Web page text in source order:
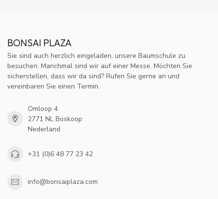
BONSAI PLAZA
Sie sind auch herzlich eingeladen, unsere Baumschule zu
besuchen. Manchmal sind wir auf einer Messe. Möchten Sie
sicherstellen, dass wir da sind? Rufen Sie gerne an und
vereinbaren Sie einen Termin.
Omloop 4
2771 NL Boskoop
Nederland
+31 (0)6 48 77 23 42
info@bonsaiplaza.com